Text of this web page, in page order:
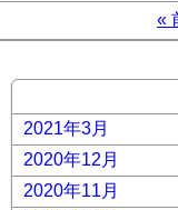
«
2021年3月
2020年12月
2020年11月